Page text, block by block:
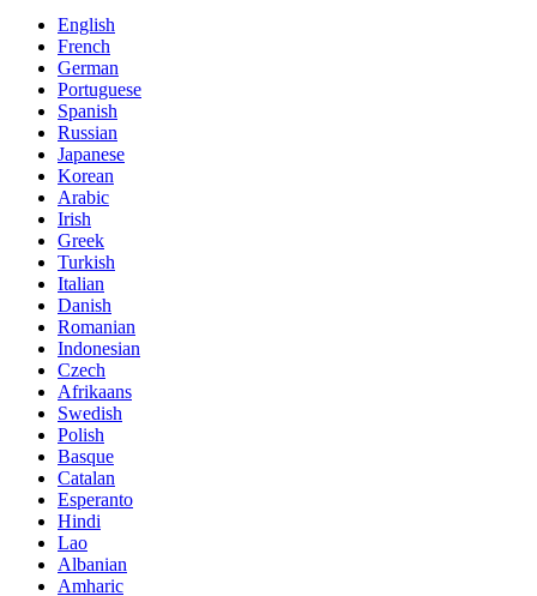
English
French
German
Portuguese
Spanish
Russian
Japanese
Korean
Arabic
Irish
Greek
Turkish
Italian
Danish
Romanian
Indonesian
Czech
Afrikaans
Swedish
Polish
Basque
Catalan
Esperanto
Hindi
Lao
Albanian
Amharic